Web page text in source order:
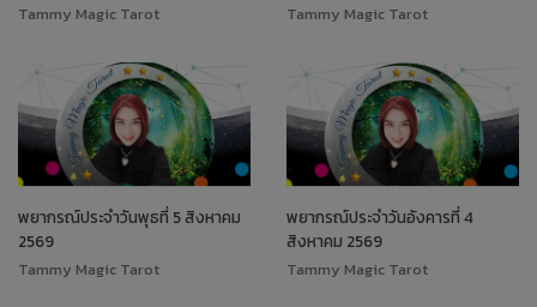
Tammy Magic Tarot Tammy Magic Tarot
พยากรณ์ประจำวันพุธที่ 5 สิงหาคม
2569
Tammy Magic Tarot
พยากรณ์ประจำวันอังคารที่ 4
สิงหาคม 2569
Tammy Magic Tarot